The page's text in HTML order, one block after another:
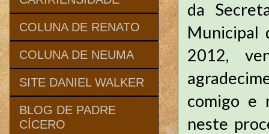
da
Municipal
2012,
comigo e
neste
COLUNA DE RENATO
COLUNA DE NEUMA
SITE DANIEL WALKER
BLOG DE PADRE
CÍCERO